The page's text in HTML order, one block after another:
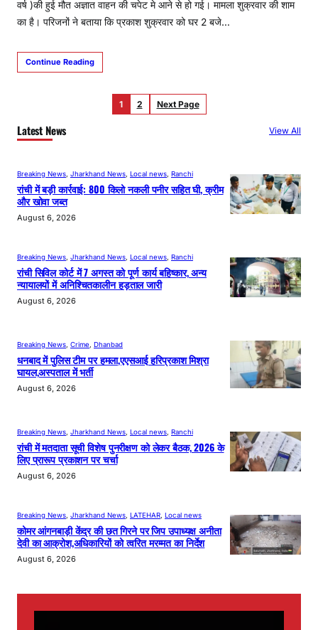
वर्ष )की हुई मौत अज्ञात वाहन की चपेट मे आने से हो गई। मामला शुक्रवार की शाम
का है। परिजनों ने बताया कि प्रकाश शुक्रवार को घर 2 बजे…
Continue Reading
1 2 Next Page
Latest News View All
Breaking News, Jharkhand News, Local news, Ranchi
रांची में बड़ी कार्रवाई: 800 किलो नकली पनीर सहित घी, क्रीम
और खोवा जब्त
August 6, 2026
Breaking News, Jharkhand News, Local news, Ranchi
रांची सिविल कोर्ट में 7 अगस्त को पूर्ण कार्य बहिष्कार, अन्य
न्यायालयों में अनिश्चितकालीन हड़ताल जारी
August 6, 2026
Breaking News Crime Dhanbad
धनबाद में पुलिस टीम पर हमला,एएसआई हरिप्रकाश मिश्रा
घायल,अस्पताल में भर्ती
August 6, 2026
Breaking News Jharkhand News Local news Ranchi
रांची में मतदाता सूची विशेष पुनरीक्षण को लेकर बैठक, 2026 के
लिए प्रारूप प्रकाशन पर चर्चा
August 6, 2026
Breaking News Jharkhand News LATEHAR Local news
कोमर आंगनबाड़ी केंद्र की छत गिरने पर जिप उपाध्यक्ष अनीता
देवी का आक्रोश,अधिकारियों को त्वरित मरम्मत का निर्देश
August 6, 2026